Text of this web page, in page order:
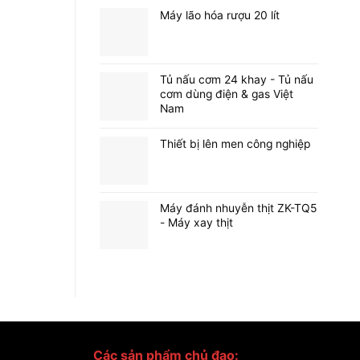
Máy lão hóa rượu 20 lít
Tủ nấu cơm 24 khay - Tủ nấu
cơm dùng điện & gas Việt
Nam
Thiết bị lên men công nghiệp
Máy đánh nhuyễn thịt ZK-TQ5
- Máy xay thịt
Các sản phẩm chủ đạo: